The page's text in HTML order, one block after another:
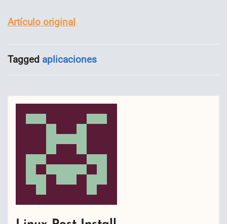
Artículo original
Tagged aplicaciones